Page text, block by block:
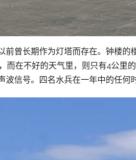
前曾长期作为灯塔而存在。钟楼的
而在不好的天气里，则只有4公里
波信号。四名水兵在一年中的任何